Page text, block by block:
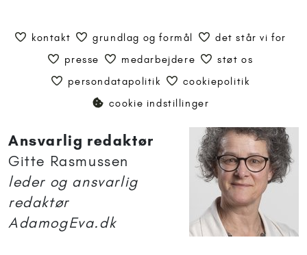
kontakt grundlag og formål
det står vi for
presse
medarbejdere
støt os
persondatapolitik
cookiepolitik
cookie indstillinger
Ansvarlig redaktør
Gitte Rasmussen
leder og ansvarlig
redaktør
AdamogEva.dk